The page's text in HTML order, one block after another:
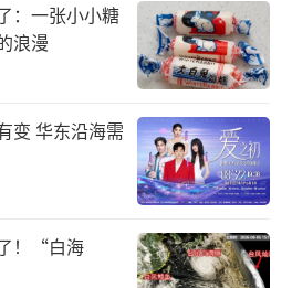
：一张小小糖
浪漫
变 华东沿海需
！“白海